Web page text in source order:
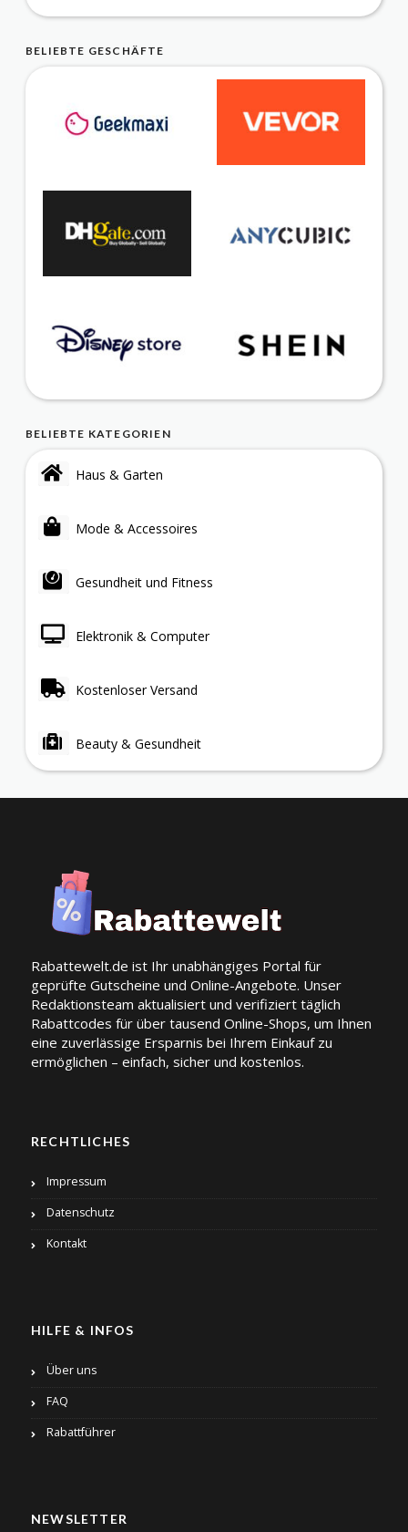
BELIEBTE GESCHÄFTE
BELIEBTE KATEGORIEN
Haus & Garten
Mode & Accessoires
Gesundheit und Fitness
Elektronik & Computer
Kostenloser Versand
Beauty & Gesundheit
Rabattewelt.de ist Ihr unabhängiges Portal für
geprüfte Gutscheine und Online-Angebote. Unser
Redaktionsteam aktualisiert und verifiziert täglich
Rabattcodes für über tausend Online-Shops, um Ihnen
eine zuverlässige Ersparnis bei Ihrem Einkauf zu
ermöglichen – einfach, sicher und kostenlos.
RECHTLICHES
Impressum
Datenschutz
Kontakt
HILFE & INFOS
Über uns
FAQ
Rabattführer
NEWSLETTER